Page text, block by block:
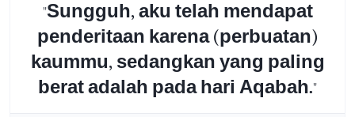
"Sungguh, aku telah mendapat
penderitaan karena (perbuatan)
kaummu, sedangkan yang paling
berat adalah pada hari Aqabah."